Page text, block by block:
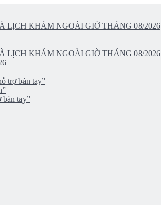
LỊCH KHÁM NGOÀI GIỜ THÁNG 08/2026
LỊCH KHÁM NGOÀI GIỜ THÁNG 08/2026
trợ bàn tay”
bàn tay”